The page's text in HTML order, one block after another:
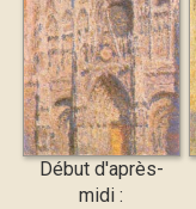
Début d'après-
midi :